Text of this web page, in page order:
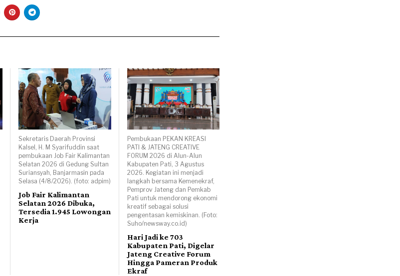
Sekretaris Daerah Provinsi
Kalsel, H. M Syarifuddin saat
pembukaan Job Fair Kalimantan
Selatan 2026 di Gedung Sultan
Suriansyah, Banjarmasin pada
Selasa (4/8/2026). (foto: adpim)
Job Fair Kalimantan
Selatan 2026 Dibuka,
Tersedia 1.945 Lowongan
Kerja
Pembukaan PEKAN KREASI
PATI & JATENG CREATIVE
FORUM 2026 di Alun-Alun
Kabupaten Pati, 3 Agustus
2026. Kegiatan ini menjadi
langkah bersama Kemenekraf,
Pemprov Jateng dan Pemkab
Pati untuk mendorong ekonomi
kreatif sebagai solusi
pengentasan kemiskinan. (Foto:
Suho/newsway.co.id)
Hari Jadi ke 703
Kabupaten Pati, Digelar
Jateng Creative Forum
Hingga Pameran Produk
Ekraf